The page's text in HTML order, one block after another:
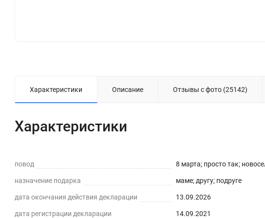
Характеристики Описание Отзывы с фото (25142)
Характеристики
повод 8 марта; просто так;
назначение подарка маме; другу; подруге
дата окончания действия декларации 13.09.2026
дата регистрации декларации 14.09.2021